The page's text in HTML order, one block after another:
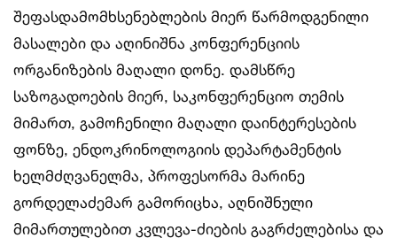
შეფასდამომხსენებლების მიერ წარმოდგენილი
მასალები და აღინიშნა კონფერენციის
ორგანიზების მაღალი დონე. დამსწრე
საზოგადოების მიერ, საკონფერენციო თემის
მიმართ, გამოჩენილი მაღალი დაინტერესების
ფონზე, ენდოკრინოლოგიის დეპარტამენტის
ხელმძღვანელმა, პროფესორმა მარინე
გორდელაძემარ გამორიცხა, აღნიშნული
მიმართულებით კვლევა-ძიების გაგრძელებისა და